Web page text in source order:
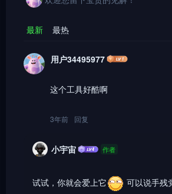
最新 最热
用户34495977
这个工具好酷啊
3年前 回复
小宇宙 作者
试试，你就会爱上它 可以说手残